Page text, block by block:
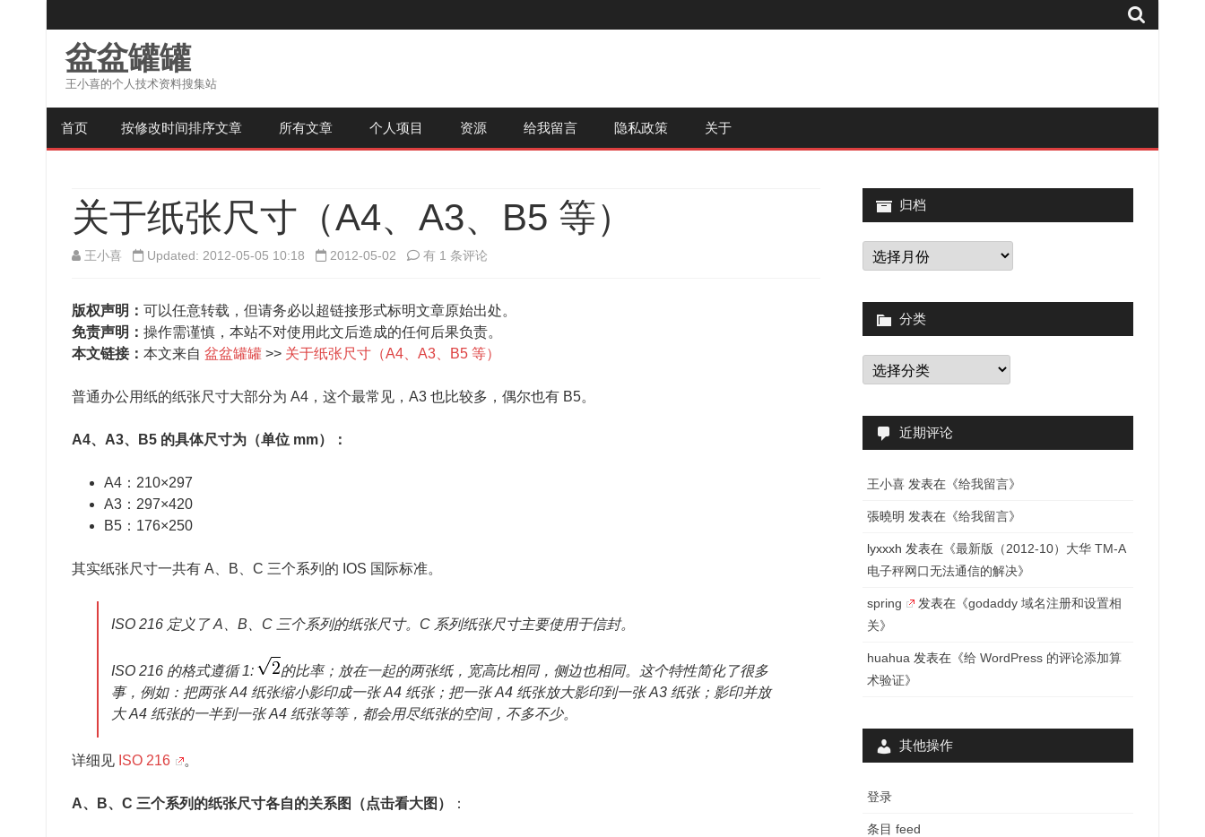
盆盆罐罐
王小喜的个人技术资料搜集站
至
首页 按修改时间排序文章 所有文章 个人项目 资源 给我留言 隐私政策 关于
关于纸张尺寸（A4、A3、B5 等）
王小喜 Updated: 2012-05-05 10:18 2012-05-02 关
纸
张
有 1 条评论
版权声明： 可以任意转载，但请务必以超链接形式标明文章原始出处。
免责声明： 操作需谨慎，本站不对使用此文后造成的任何后果负责。
本文链接： 本文来自 盆盆罐罐 >> 关于纸张尺寸（A4、A3、B5 等）
普通办公用纸的纸张尺寸大部分为 A4，这个最常见，A3 也比较多，偶尔也有 B5。
A4、A3、B5 的具体尺寸为（单位 mm）：
A4：210×297
A3：297×420
B5：176×250
其实纸张尺寸一共有 A、B、C 三个系列的 IOS 国际标准。
ISO 216 定义了 A、B、C 三个系列的纸张尺寸。C 系列纸张尺寸主要使用于信封。
ISO 216 的格式遵循 1:
的比率；放在一起的两张纸，宽高比相同，侧边也相同。这个特性简化了很多
事，例如：把两张 A4 纸张缩小影印成一张 A4 纸张；把一张 A4 纸张放大影印到一张 A3 纸张；影印并放
大 A4 纸张的一半到一张 A4 纸张等等，都会用尽纸张的空间，不多不少。
详细见 ISO 216 。
A、B、C 三个系列的纸张尺寸各自的关系图（点击看大图） ：
归档
归
档
分类
分
类
近期评论
王小喜 发表在《给我留言》
張曉明 发表在《给我留言》
lyxxxh 发表在《最新版（2012-10）大华 TM-A
电子秤网口无法通信的解决》
spring 发表在《godaddy 域名注册和设置相
关》
huahua 发表在《给 WordPress 的评论添加算
术验证》
其他操作
登录
条目 feed